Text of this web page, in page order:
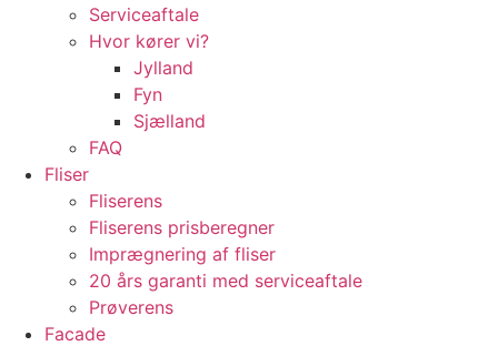
Serviceaftale
Hvor kører vi?
Jylland
Fyn
Sjælland
FAQ
Fliser
Fliserens
Fliserens prisberegner
Imprægnering af fliser
20 års garanti med serviceaftale
Prøverens
Facade